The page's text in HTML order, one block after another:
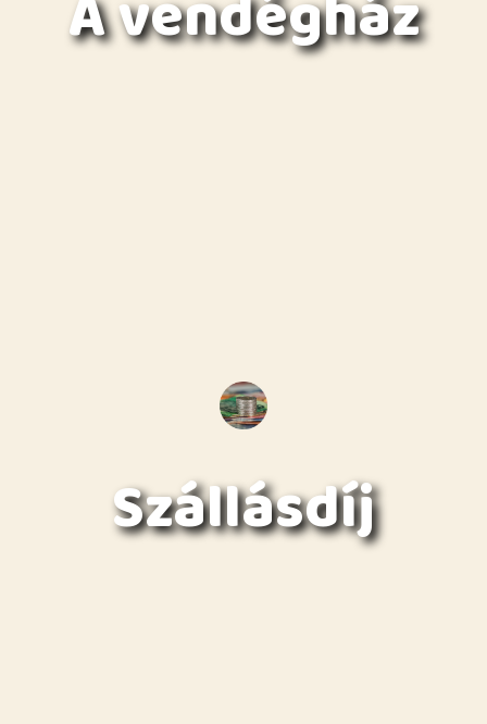
A vendégház
Szállásdíj